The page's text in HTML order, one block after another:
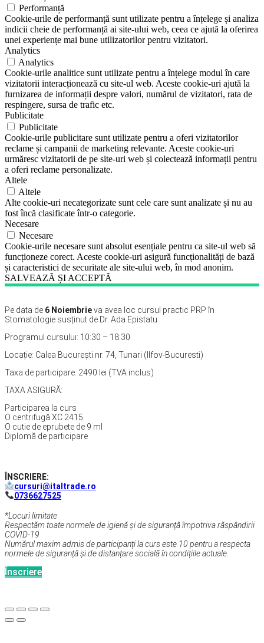
Performanță
Cookie-urile de performanță sunt utilizate pentru a înțelege și analiza
indicii cheie de performanță ai site-ului web, ceea ce ajută la oferirea
unei experiențe mai bune utilizatorilor pentru vizitatori.
Analytics
Analytics
Cookie-urile analitice sunt utilizate pentru a înțelege modul în care
vizitatorii interacționează cu site-ul web. Aceste cookie-uri ajută la
furnizarea de informații despre valori, numărul de vizitatori, rata de
respingere, sursa de trafic etc.
Publicitate
Publicitate
Cookie-urile publicitare sunt utilizate pentru a oferi vizitatorilor
reclame și campanii de marketing relevante. Aceste cookie-uri
urmăresc vizitatorii de pe site-uri web și colectează informații pentru
a oferi reclame personalizate.
Altele
Altele
Alte cookie-uri necategorizate sunt cele care sunt analizate și nu au
fost încă clasificate într-o categorie.
Necesare
Necesare
Cookie-urile necesare sunt absolut esențiale pentru ca site-ul web să
funcționeze corect. Aceste cookie-uri asigură funcționalități de bază
și caracteristici de securitate ale site-ului web, în mod anonim.
SALVEAZĂ ȘI ACCEPTĂ
Pe data de 6 Noiembrieva avea loc cursul practic PRP în
Stomatologie susținut de Dr. Ada Epistatu
Programul cursului: 10:30 – 18:30
Locație: Calea București nr. 74, Tunari (Ilfov-Bucuresti)
Taxa de participare: 2490 lei (TVA inclus)
TAXA ASIGURĂ:
Participarea la curs
O centrifugă XC 2415
O cutie de eprubete de 9 ml
Diplomă de participare
ÎNSCRIERE:
cursuri@italtrade.ro
0736627525
*Locuri limitate
Respectăm toate normele de igienă și de siguranță împotriva răspândirii
COVID-19
Numărul maxim admis de participanți la curs este 10 pentru a respecta
normele de siguranță și de distanțare socială în condițiile actuale.
Înscriere